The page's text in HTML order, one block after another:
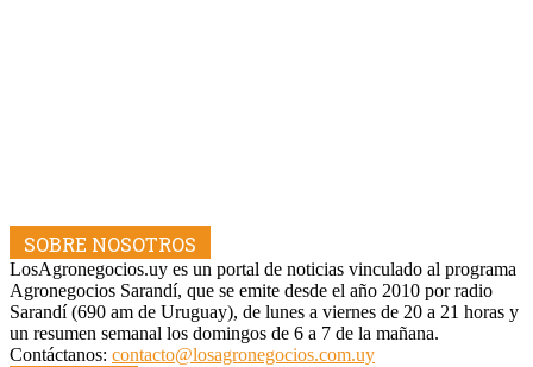
SOBRE NOSOTROS
LosAgronegocios.uy es un portal de noticias vinculado al programa
Agronegocios Sarandí, que se emite desde el año 2010 por radio
Sarandí (690 am de Uruguay), de lunes a viernes de 20 a 21 horas y
un resumen semanal los domingos de 6 a 7 de la mañana.
Contáctanos: contacto@losagronegocios.com.uy